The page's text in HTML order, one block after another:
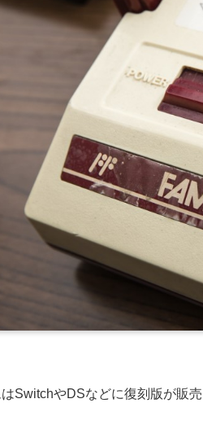
SwitchやDSなどに復刻版が販